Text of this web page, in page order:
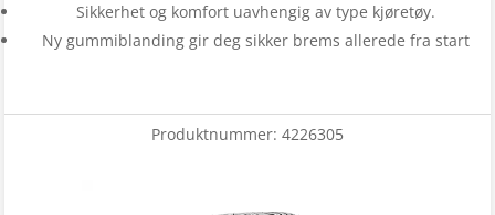
Sikkerhet og komfort uavhengig av type kjøretøy.
Ny gummiblanding gir deg sikker brems allerede fra start
Produktnummer: 4226305